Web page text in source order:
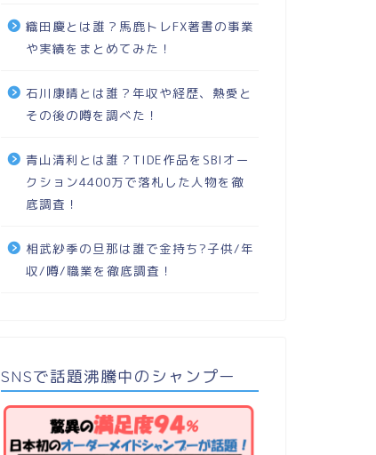
織田慶とは誰？馬鹿トレFX著書の事業
や実績をまとめてみた！
石川康晴とは誰？年収や経歴、熱愛と
その後の噂を調べた！
青山清利とは誰？TIDE作品をSBIオー
クション4400万で落札した人物を徹
底調査！
相武紗季の旦那は誰で金持ち?子供/年
収/噂/職業を徹底調査！
SNSで話題沸騰中のシャンプー